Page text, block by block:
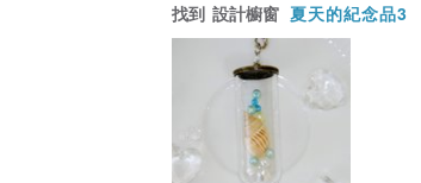
找到 設計櫥窗 夏天的紀念品3